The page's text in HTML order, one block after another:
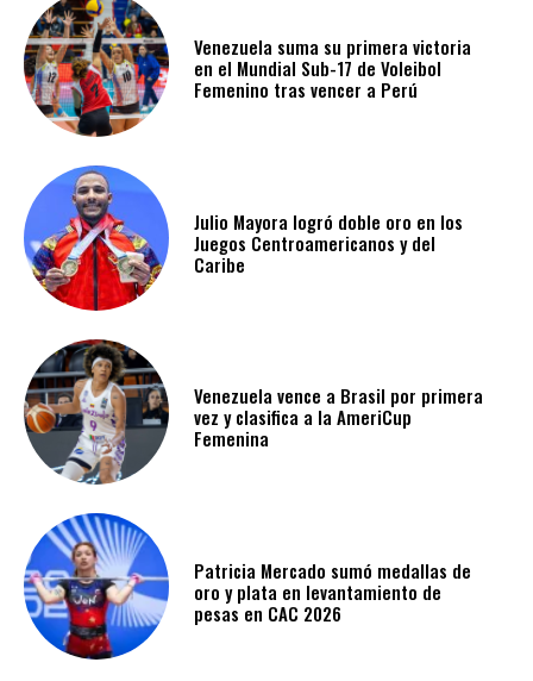
Venezuela suma su primera victoria
en el Mundial Sub-17 de Voleibol
Femenino tras vencer a Perú
Julio Mayora logró doble oro en los
Juegos Centroamericanos y del
Caribe
Venezuela vence a Brasil por primera
vez y clasifica a la AmeriCup
Femenina​
Patricia Mercado sumó medallas de
oro y plata en levantamiento de
pesas en CAC 2026